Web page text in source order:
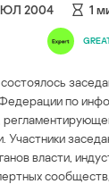
2004 1
по
Участники
власти,